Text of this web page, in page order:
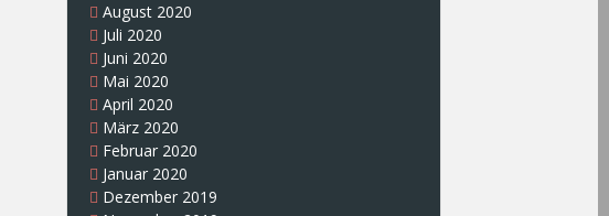
August 2020
Juli 2020
Juni 2020
Mai 2020
April 2020
März 2020
Februar 2020
Januar 2020
Dezember 2019